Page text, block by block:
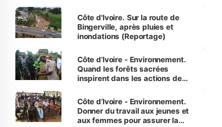
(Alassane Ouattara
Côte d'Ivoire. Sur la route de
Bingerville, après pluies et
inondations (Reportage)
Côte d’Ivoire - Environnement.
Quand les forêts sacrées
inspirent dans les actions de
Côte d’Ivoire - Environnement.
Donner du travail aux jeunes et
aux femmes pour assurer la